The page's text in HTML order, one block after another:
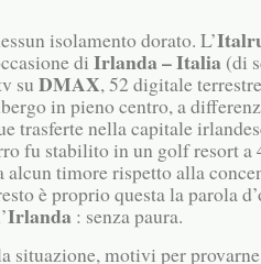
isolamento dorato. L’
di Irlanda – Italia (di
su DMAX, 52 digitale
in pieno centro, a
trasferte nella capitale
fu stabilito in un golf resort
alcun timore rispetto alla
è proprio questa la parola
Irlanda : senza paura.
situazione, motivi per